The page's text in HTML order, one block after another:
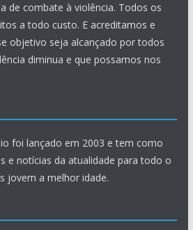
de combate à violência. Todos os
a todo custo. E acreditamos e
objetivo seja alcançado por todos
diminua e que possamos nos
foi lançado em 2003 e tem como
e notícias da atualidade para todo o
jovem a melhor idade.